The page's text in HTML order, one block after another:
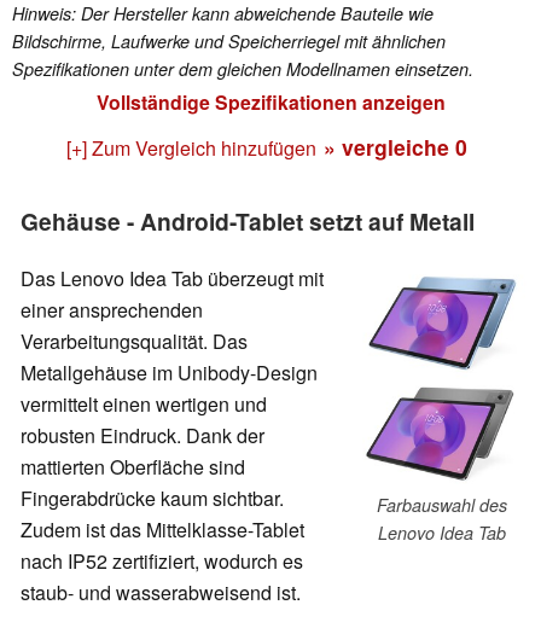
Hinweis: Der Hersteller kann abweichende Bauteile wie
Bildschirme, Laufwerke und Speicherriegel mit ähnlichen
Spezifikationen unter dem gleichen Modellnamen einsetzen.
Vollständige Spezifikationen anzeigen
[+] Zum Vergleich hinzufügen » vergleiche 0
Gehäuse - Android-Tablet setzt auf Metall
Farbauswahl des
Lenovo Idea Tab
Das Lenovo Idea Tab überzeugt mit
einer ansprechenden
Verarbeitungsqualität. Das
Metallgehäuse im Unibody-Design
vermittelt einen wertigen und
robusten Eindruck. Dank der
mattierten Oberfläche sind
Fingerabdrücke kaum sichtbar.
Zudem ist das Mittelklasse-Tablet
nach IP52 zertifiziert, wodurch es
staub- und wasserabweisend ist.